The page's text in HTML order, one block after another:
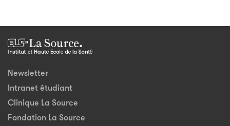
Newsletter
Intranet étudiant
Clinique La Source
Fondation La Source